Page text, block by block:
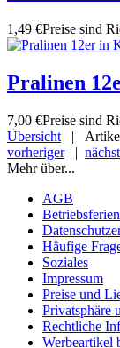
1,49 €Preise sind
Pralinen
7,00 €Preise sind
Übersicht |
vorheriger|
Mehr über...
AGB
Betriebsferien
Häufige
Soziales
Impressum
Preise und
Privatsphäre
Rechtliche
Werbeartikel